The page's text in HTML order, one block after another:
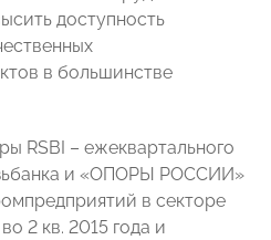
доступность
в большинстве
RSBI – ежеквартального
и «ОПОРЫ РОССИИ»
в секторе
2 кв. 2015 года и